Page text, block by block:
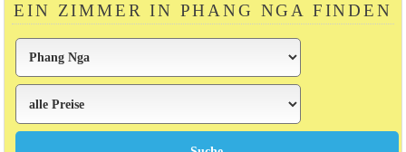
EIN ZIMMER IN PHANG NGA FINDEN